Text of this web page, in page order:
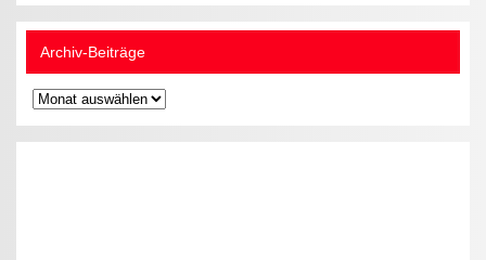
Archiv-Beiträge
Archiv-
Beiträge